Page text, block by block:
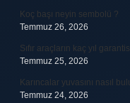
Koç başı neyin sembolü ?
Temmuz 26, 2026
Sıfır araçların kaç yıl
Temmuz 25, 2026
Karıncalar yuvasını nasıl
Temmuz 24, 2026